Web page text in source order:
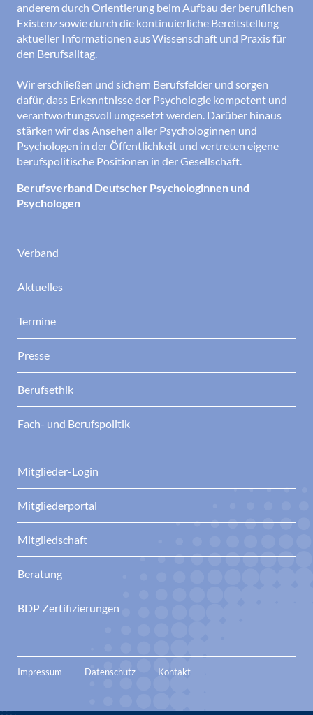
anderem durch Orientierung beim Aufbau der beruflichen
Existenz sowie durch die kontinuierliche Bereitstellung
aktueller Informationen aus Wissenschaft und Praxis für
den Berufsalltag.
Wir erschließen und sichern Berufsfelder und sorgen
dafür, dass Erkenntnisse der Psychologie kompetent und
verantwortungsvoll umgesetzt werden. Darüber hinaus
stärken wir das Ansehen aller Psychologinnen und
Psychologen in der Öffentlichkeit und vertreten eigene
berufspolitische Positionen in der Gesellschaft.
Berufsverband Deutscher Psychologinnen und
Psychologen
Verband
Aktuelles
Termine
Presse
Berufsethik
Fach- und Berufspolitik
Mitglieder-Login
Mitgliederportal
Mitgliedschaft
Beratung
BDP Zertifizierungen
Impressum Datenschutz Kontakt